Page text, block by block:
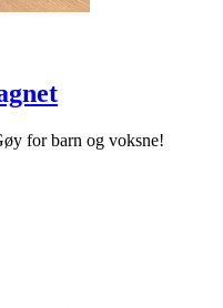
for barn og voksne!